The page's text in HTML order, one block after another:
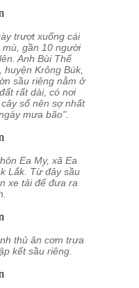
trượt xuống cái
gần 10 người
Anh Bùi Thế
Krông Búk,
sầu riêng nằm ở
rất dài, có nơi
số nên sợ nhất
mưa bão".
Ea My, xã Ea
Lắk. Từ đây sầu
xe tải để đưa ra
thủ ăn cơm trưa
kết sầu riêng.